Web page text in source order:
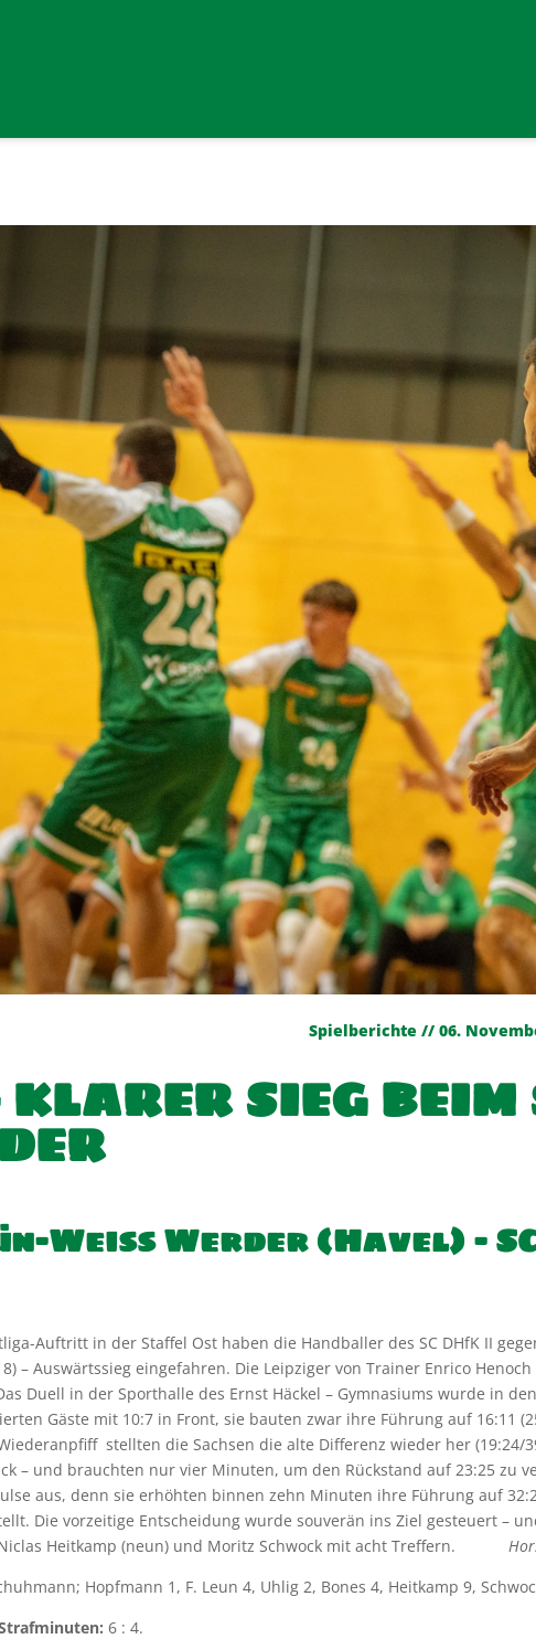
Spielberichte // 06.
KLARER SIEG
Weiss Werder (Havel) –
Auftritt in der Staffel Ost haben die Handballer des SC DHfK II
– Auswärtssieg eingefahren. Die Leipziger von Trainer Enrico
Duell in der Sporthalle des Ernst Häckel – Gymnasiums wurde in
Gäste mit 10:7 in Front, sie bauten zwar ihre Führung auf 16:11
stellten die Sachsen die alte Differenz wieder her
– und brauchten nur vier Minuten, um den Rückstand auf 23:25 zu
aus, denn sie erhöhten binnen zehn Minuten ihre Führung auf
Die vorzeitige Entscheidung wurde souverän ins Ziel gesteuert –
Heitkamp (neun) und Moritz Schwock mit acht Treffern.
Horst
Hopfmann 1, F. Leun 4, Uhlig 2, Bones 4, Heitkamp 9,
6 : 4.